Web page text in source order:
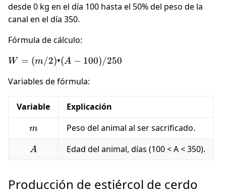
desde 0 kg en el día 100 hasta el 50% del peso de la
canal en el día 350.
Fórmula de cálculo:
W
(m
• (A
W = (m/2)•(A − 100)/250
Variables de fórmula:
Variable
Explicación
m
m
Peso del animal al ser sacrificado.
A
A Edad del animal, días (100 < A < 350).
Producción de estiércol de cerdo